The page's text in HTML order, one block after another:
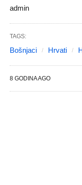
admin
TAGS:
Bošnjaci Hrvati
8 GODINA AGO